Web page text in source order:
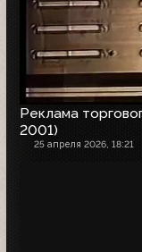
Реклама
2001)
25 апреля 2026, 18:21